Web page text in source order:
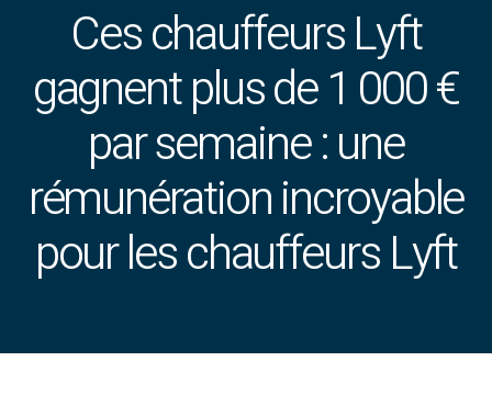
Ces chauffeurs Lyft
gagnent plus de 1 000 €
par semaine : une
rémunération incroyable
pour les chauffeurs Lyft